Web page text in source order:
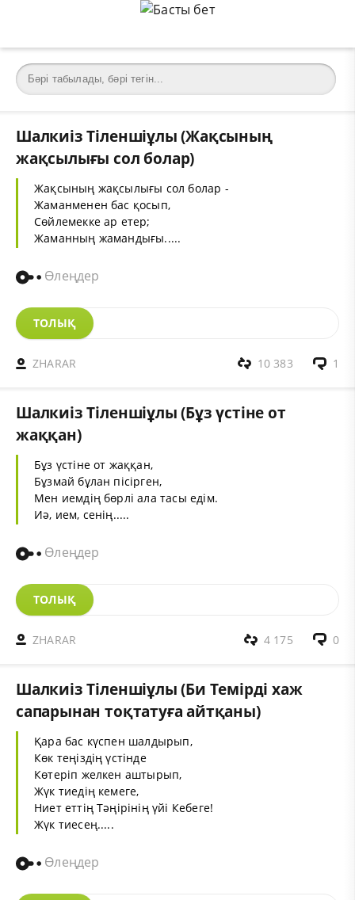
Шалкиіз Тіленшіұлы (Жақсының
жақсылығы сол болар)
Жақсының жақсылығы сол болар -
Жаманменен бас қосып,
Сөйлемекке ар етер;
Жаманның жамандығы.....
Өлеңдер
ТОЛЫҚ
ZHARAR 1
10 383
Шалкиіз Тіленшіұлы (Бұз үстіне от
жаққан)
Бұз үстіне от жаққан,
Бұзмай бұлан пісірген,
Мен иемдің бөрлі ала тасы едім.
Иә, ием, сенің.....
Өлеңдер
ТОЛЫҚ
ZHARAR 0
4 175
Шалкиіз Тіленшіұлы (Би Темірді хаж
сапарынан тоқтатуға айтқаны)
Қара бас күспен шалдырып,
Көк теңіздің үстінде
Көтеріп желкен аштырып,
Жүк тиедің кемеге,
Ниет еттің Тәңірінің үйі Кебеге!
Жүк тиесең.....
Өлеңдер